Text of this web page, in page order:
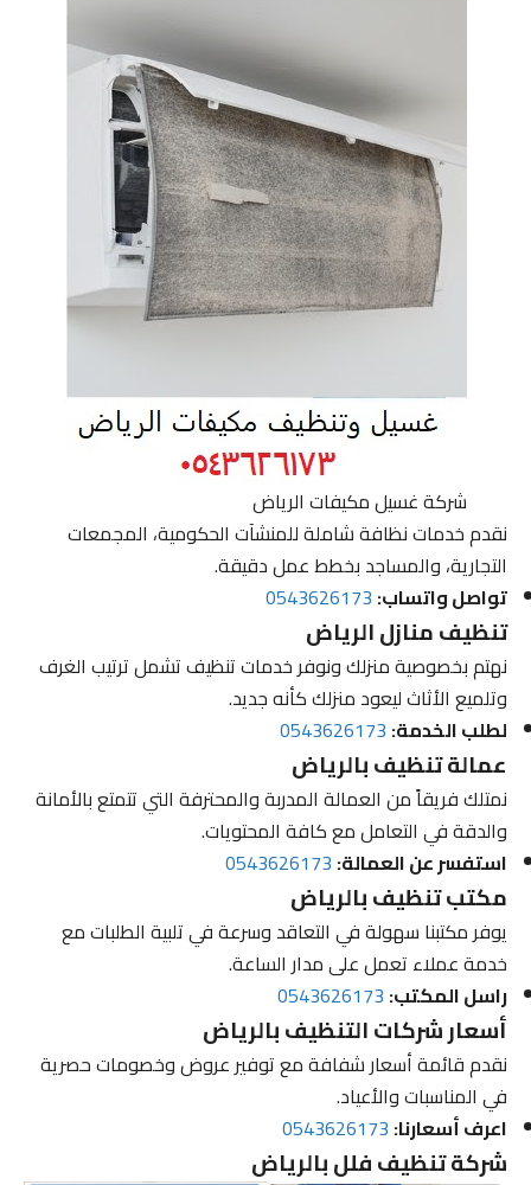
شركة غسيل مكيفات الرياض
نقدم خدمات نظافة شاملة للمنشآت الحكومية، المجمعات
التجارية، والمساجد بخطط عمل دقيقة.
تواصل واتساب:0543626173
تنظيف منازل الرياض
نهتم بخصوصية منزلك ونوفر خدمات تنظيف تشمل ترتيب الغرف
وتلميع الأثاث ليعود منزلك كأنه جديد.
لطلب الخدمة:0543626173
عمالة تنظيف بالرياض
نمتلك فريقاً من العمالة المدربة والمحترفة التي تتمتع بالأمانة
والدقة في التعامل مع كافة المحتويات.
استفسر عن العمالة:0543626173
مكتب تنظيف بالرياض
يوفر مكتبنا سهولة في التعاقد وسرعة في تلبية الطلبات مع
خدمة عملاء تعمل على مدار الساعة.
راسل المكتب:0543626173
أسعار شركات التنظيف بالرياض
نقدم قائمة أسعار شفافة مع توفير عروض وخصومات حصرية
في المناسبات والأعياد.
اعرف أسعارنا:0543626173
شركة تنظيف فلل بالرياض